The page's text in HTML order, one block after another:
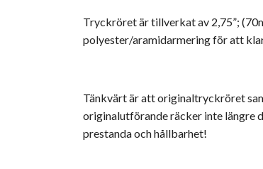
Tryckröret är tillverkat av 2,75”;
polyester/aramidarmering för att
Tänkvärt är att originaltryckröret
originalutförande räcker inte längre
prestanda och hållbarhet!